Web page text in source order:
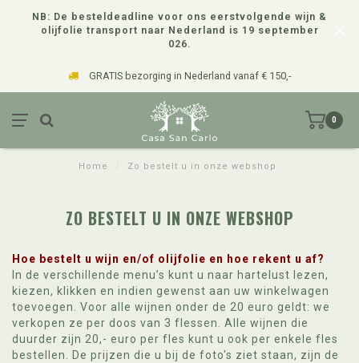
NB: De besteldeadline voor ons eerstvolgende wijn &
olijfolie transport naar Nederland is 19 september
026.
GRATIS bezorging in Nederland vanaf € 150,-
0
Home Zo bestelt u in onze webshop
ZO BESTELT U IN ONZE WEBSHOP
Hoe bestelt u wijn en/of olijfolie en hoe rekent u af?
In de verschillende menu’s kunt u naar hartelust lezen,
kiezen, klikken en indien gewenst aan uw winkelwagen
toevoegen. Voor alle wijnen onder de 20 euro geldt: we
verkopen ze per doos van 3 flessen. Alle wijnen die
duurder zijn 20,- euro per fles kunt u ook per enkele fles
bestellen. De prijzen die u bij de foto's ziet staan, zijn de